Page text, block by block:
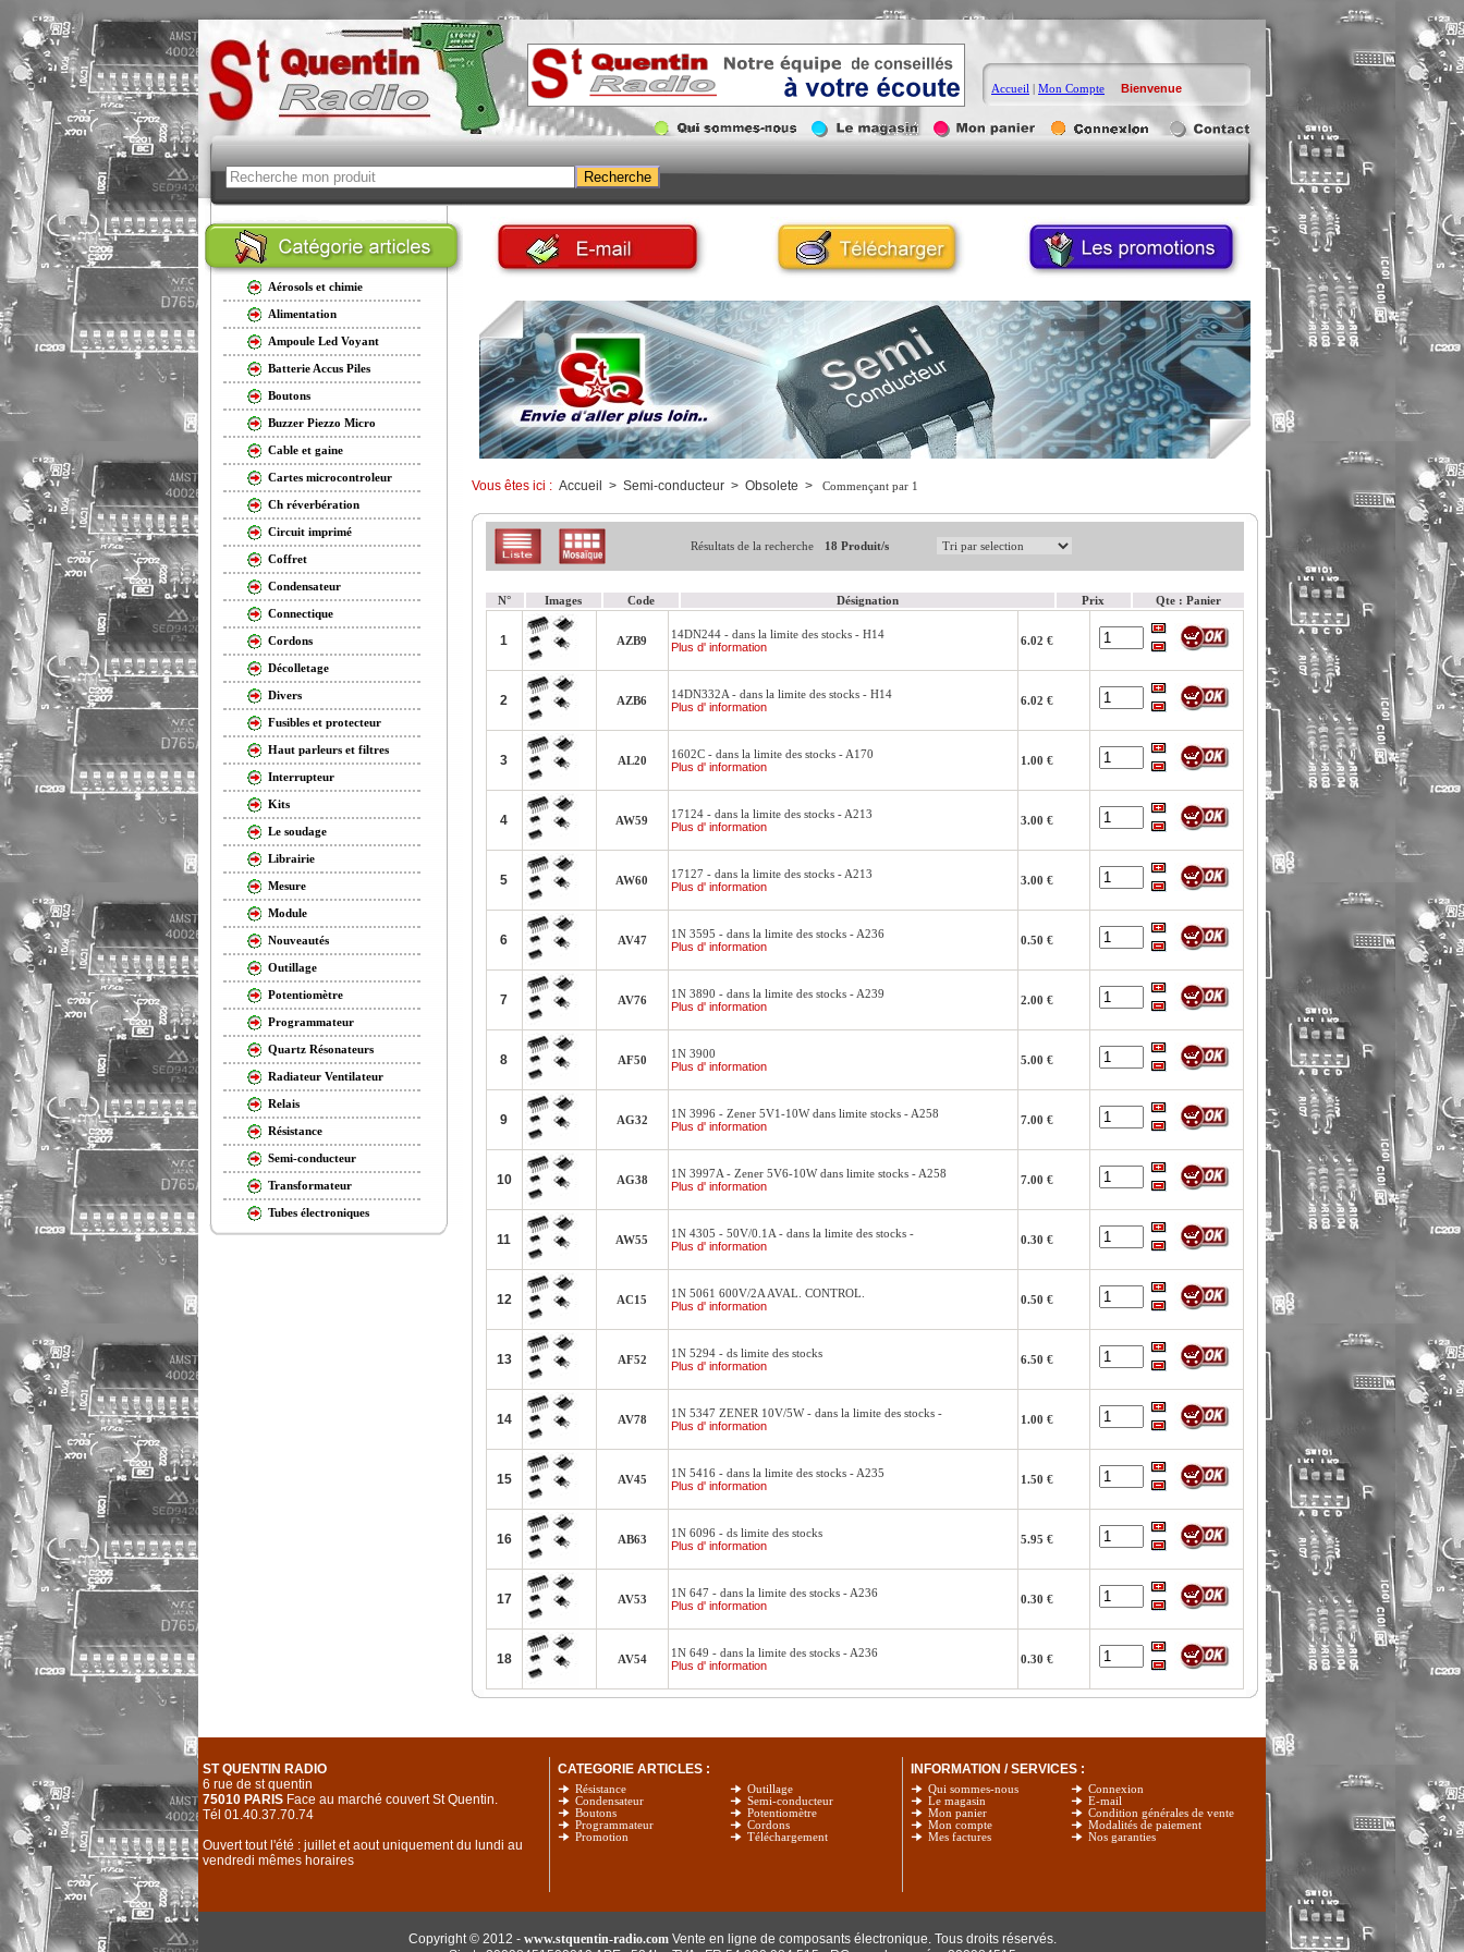
Accueil | Mon Compte Bienvenue
Aérosols et chimie
Alimentation
Ampoule Led Voyant
Batterie Accus Piles
Boutons
Buzzer Piezzo Micro
Cable et gaine
Cartes microcontroleur
Ch réverbération
Circuit imprimé
Coffret
Condensateur
Connectique
Cordons
Décolletage
Divers
Fusibles et protecteur
Haut parleurs et filtres
Interrupteur
Kits
Le soudage
Librairie
Mesure
Module
Nouveautés
Outillage
Potentiomètre
Programmateur
Quartz Résonateurs
Radiateur Ventilateur
Relais
Résistance
Semi-conducteur
Transformateur
Tubes électroniques
Vous êtes ici : Accueil > Semi-conducteur> Obsolete > Commençant par 1
Résultats de la recherche 18 Produit/s
N° Images Code Désignation Prix Qte : Panier
1 AZB9
14DN244 - dans la limite des stocks - H14
Plus d' information
6.02 €
2 AZB6
14DN332A - dans la limite des stocks - H14
Plus d' information
6.02 €
3 AL20
1602C - dans la limite des stocks - A170
Plus d' information
1.00 €
4 AW59
17124 - dans la limite des stocks - A213
Plus d' information
3.00 €
5 AW60
17127 - dans la limite des stocks - A213
Plus d' information
3.00 €
6 AV47
1N 3595 - dans la limite des stocks - A236
Plus d' information
0.50 €
7 AV76
1N 3890 - dans la limite des stocks - A239
Plus d' information
2.00 €
8 AF50
1N 3900
Plus d' information
5.00 €
9 AG32
1N 3996 - Zener 5V1-10W dans limite stocks - A258
Plus d' information
7.00 €
10 AG38
1N 3997A - Zener 5V6-10W dans limite stocks - A258
Plus d' information
7.00 €
11 AW55
1N 4305 - 50V/0.1A - dans la limite des stocks -
Plus d' information
0.30 €
12 AC15
1N 5061 600V/2A AVAL. CONTROL.
Plus d' information
0.50 €
13 AF52
1N 5294 - ds limite des stocks
Plus d' information
6.50 €
14 AV78
1N 5347 ZENER 10V/5W - dans la limite des stocks -
Plus d' information
1.00 €
15 AV45
1N 5416 - dans la limite des stocks - A235
Plus d' information
1.50 €
16 AB63
1N 6096 - ds limite des stocks
Plus d' information
5.95 €
17 AV53
1N 647 - dans la limite des stocks - A236
Plus d' information
0.30 €
18 AV54
1N 649 - dans la limite des stocks - A236
Plus d' information
0.30 €
ST QUENTIN RADIO
6 rue de st quentin
75010 PARIS Face au marché couvert St Quentin.
Tél 01.40.37.70.74
Ouvert tout l'été : juillet et aout uniquement du lundi au
vendredi mêmes horaires
CATEGORIE ARTICLES :
Résistance
Condensateur
Boutons
Programmateur
Promotion
Outillage
Semi-conducteur
Potentiomètre
Cordons
Téléchargement
INFORMATION / SERVICES :
Qui sommes-nous
Le magasin
Mon panier
Mon compte
Mes factures
Connexion
E-mail
Condition générales de vente
Modalités de paiement
Nos garanties
Copyright © 2012 - www.stquentin-radio.comVente en ligne de composants électronique. Tous droits réservés.